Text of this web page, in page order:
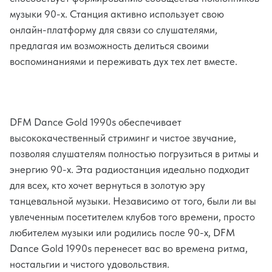
музыки 90-х. Станция активно использует свою
онлайн-платформу для связи со слушателями,
предлагая им возможность делиться своими
воспоминаниями и переживать дух тех лет вместе.
DFM Dance Gold 1990s обеспечивает
высококачественный стриминг и чистое звучание,
позволяя слушателям полностью погрузиться в ритмы и
энергию 90-х. Эта радиостанция идеально подходит
для всех, кто хочет вернуться в золотую эру
танцевальной музыки. Независимо от того, были ли вы
увлеченным посетителем клубов того времени, просто
любителем музыки или родились после 90-х, DFM
Dance Gold 1990s перенесет вас во времена ритма,
ностальгии и чистого удовольствия.